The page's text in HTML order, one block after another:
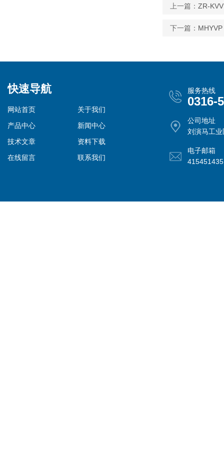
上一篇： ZR-
下一篇：
快速导航
网站首页
关于我们
产品中心
新闻中心
技术文章
资料下载
在线留言
联系我们
服务热线
0316-
公司地址
刘演马工业
电子邮箱